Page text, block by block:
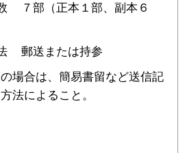
部（正本１部、副本６
送または持参
は、簡易書留など送信記
法によること。